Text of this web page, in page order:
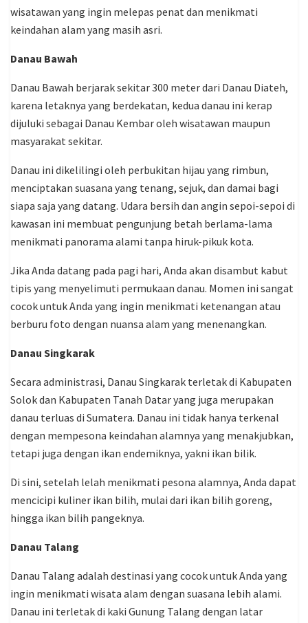
wisatawan yang ingin melepas penat dan menikmati
keindahan alam yang masih asri.
Danau Bawah
Danau Bawah berjarak sekitar 300 meter dari Danau Diateh,
karena letaknya yang berdekatan, kedua danau ini kerap
dijuluki sebagai Danau Kembar oleh wisatawan maupun
masyarakat sekitar.
Danau ini dikelilingi oleh perbukitan hijau yang rimbun,
menciptakan suasana yang tenang, sejuk, dan damai bagi
siapa saja yang datang. Udara bersih dan angin sepoi-sepoi di
kawasan ini membuat pengunjung betah berlama-lama
menikmati panorama alami tanpa hiruk-pikuk kota.
Jika Anda datang pada pagi hari, Anda akan disambut kabut
tipis yang menyelimuti permukaan danau. Momen ini sangat
cocok untuk Anda yang ingin menikmati ketenangan atau
berburu foto dengan nuansa alam yang menenangkan.
Danau Singkarak
Secara administrasi, Danau Singkarak terletak di Kabupaten
Solok dan Kabupaten Tanah Datar yang juga merupakan
danau terluas di Sumatera. Danau ini tidak hanya terkenal
dengan mempesona keindahan alamnya yang menakjubkan,
tetapi juga dengan ikan endemiknya, yakni ikan bilik.
Di sini, setelah lelah menikmati pesona alamnya, Anda dapat
mencicipi kuliner ikan bilih, mulai dari ikan bilih goreng,
hingga ikan bilih pangeknya.
Danau Talang
Danau Talang adalah destinasi yang cocok untuk Anda yang
ingin menikmati wisata alam dengan suasana lebih alami.
Danau ini terletak di kaki Gunung Talang dengan latar